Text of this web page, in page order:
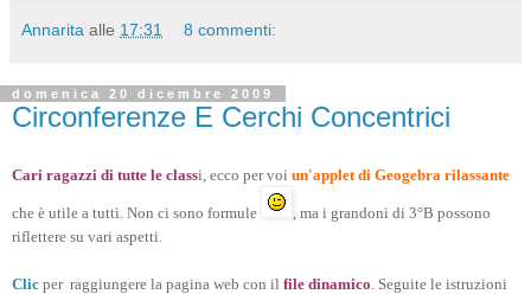
Annarita alle 17:31 8 commenti:
domenica 20 dicembre 2009
Circonferenze E Cerchi Concentrici
Cari ragazzi di tutte le classi, ecco per voi un'applet di Geogebra rilassante
che è utile a tutti. Non ci sono formule
, ma i grandoni di 3°B possono
riflettere su vari aspetti.
Clic per raggiungere la pagina web con il file dinamico . Seguite le istruzioni